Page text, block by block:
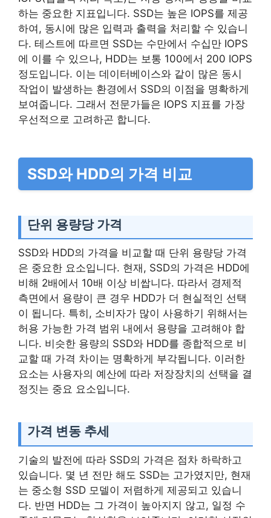
하는 중요한 지표입니다. SSD는 높은 IOPS를 제공
하여, 동시에 많은 입력과 출력을 처리할 수 있습니
다. 테스트에 따르면 SSD는 수만에서 수십만 IOPS
에 이를 수 있으나, HDD는 보통 100에서 200 IOPS
정도입니다. 이는 데이터베이스와 같이 많은 동시
작업이 발생하는 환경에서 SSD의 이점을 명확하게
보여줍니다. 그래서 전문가들은 IOPS 지표를 가장
우선적으로 고려하곤 합니다.
SSD와 HDD의 가격 비교
단위 용량당 가격
SSD와 HDD의 가격을 비교할 때 단위 용량당 가격
은 중요한 요소입니다. 현재, SSD의 가격은 HDD에
비해 2배에서 10배 이상 비쌉니다. 따라서 경제적
측면에서 용량이 큰 경우 HDD가 더 현실적인 선택
이 됩니다. 특히, 소비자가 많이 사용하기 위해서는
허용 가능한 가격 범위 내에서 용량을 고려해야 합
니다. 비슷한 용량의 SSD와 HDD를 종합적으로 비
교할 때 가격 차이는 명확하게 부각됩니다. 이러한
요소는 사용자의 예산에 따라 저장장치의 선택을 결
정짓는 중요 요소입니다.
가격 변동 추세
기술의 발전에 따라 SSD의 가격은 점차 하락하고
있습니다. 몇 년 전만 해도 SSD는 고가였지만, 현재
는 중소형 SSD 모델이 저렴하게 제공되고 있습니
다. 반면 HDD는 그 가격이 높아지지 않고, 일정 수